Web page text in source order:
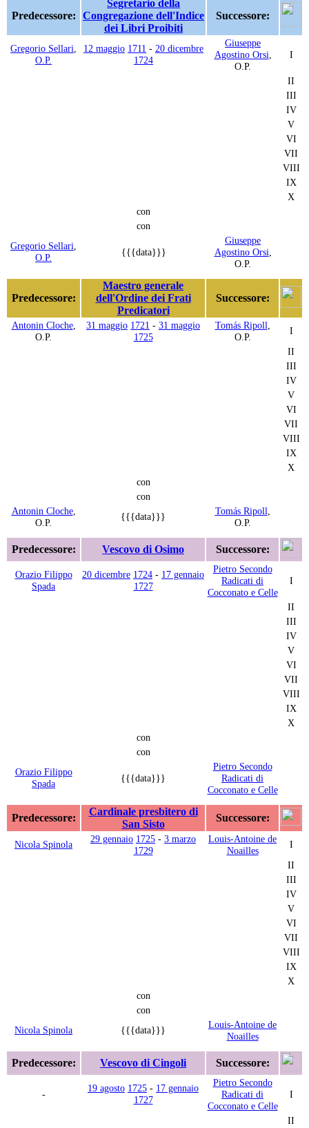
Predecessore:
Segretario della
Congregazione dell'Indice
dei Libri Proibiti
Successore:
Gregorio Sellari
O.P.
12 maggio 1711 - 20 dicembre
1724
Giuseppe
Agostino Orsi
O.P.
I
II
III
IV
V
VI
VII
VIII
IX
X
con
con
Gregorio Sellari
O.P.
{{{data}}}
Giuseppe
Agostino Orsi
O.P.
Predecessore:
Maestro generale
dell'Ordine dei Frati
Predicatori
Successore:
Antonin Cloche,
O.P.
31 maggio 1721 - 31 maggio
1725
Tomás Ripoll
O.P.
I
II
III
IV
V
VI
VII
VIII
IX
X
con
con
Antonin Cloche,
O.P.
{{{data}}} Tomás Ripoll
O.P.
Predecessore: Vescovo di Osimo Successore:
Orazio Filippo
Spada
20 dicembre 1724 - 17 gennaio
1727
Pietro Secondo
Radicati di
Cocconato e Celle
I
II
III
IV
V
VI
VII
VIII
IX
X
con
con
Orazio Filippo
Spada
{{{data}}}
Pietro Secondo
Radicati di
Cocconato e Celle
Predecessore:
Cardinale presbitero di
San Sisto
Successore:
Nicola Spinola 29 gennaio 1725 - 3 marzo
1729
Louis-Antoine de
Noailles
I
II
III
IV
V
VI
VII
VIII
IX
X
con
con
Nicola Spinola
{{{data}}}
Louis-Antoine de
Noailles
Predecessore: Vescovo di Cingoli Successore:
-
19 agosto 1725 - 17 gennaio
1727
Pietro Secondo
Radicati di
Cocconato e Celle
I
II